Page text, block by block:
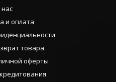
и оплата
товара
оферты